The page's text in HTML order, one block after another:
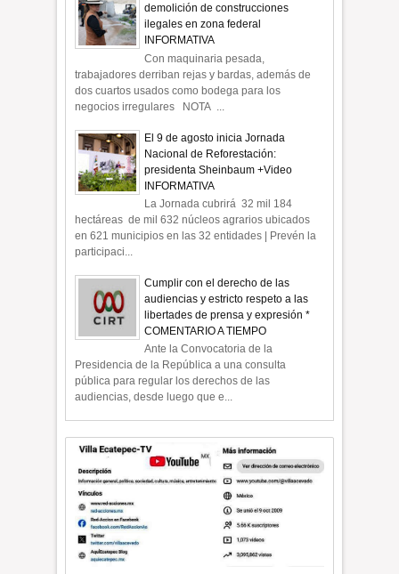
demolición de construcciones
ilegales en zona federal
INFORMATIVA
Con maquinaria pesada,
trabajadores derriban rejas y bardas, además de
dos cuartos usados como bodega para los
negocios irregulares NOTA ...
El 9 de agosto inicia Jornada
Nacional de Reforestación:
presidenta Sheinbaum +Video
INFORMATIVA
La Jornada cubrirá 32 mil 184
hectáreas de mil 632 núcleos agrarios ubicados
en 621 municipios en las 32 entidades | Prevén la
participaci...
Cumplir con el derecho de las
audiencias y estricto respeto a las
libertades de prensa y expresión *
COMENTARIO A TIEMPO
Ante la Convocatoria de la
Presidencia de la República a una consulta
pública para regular los derechos de las
audiencias, desde luego que e...